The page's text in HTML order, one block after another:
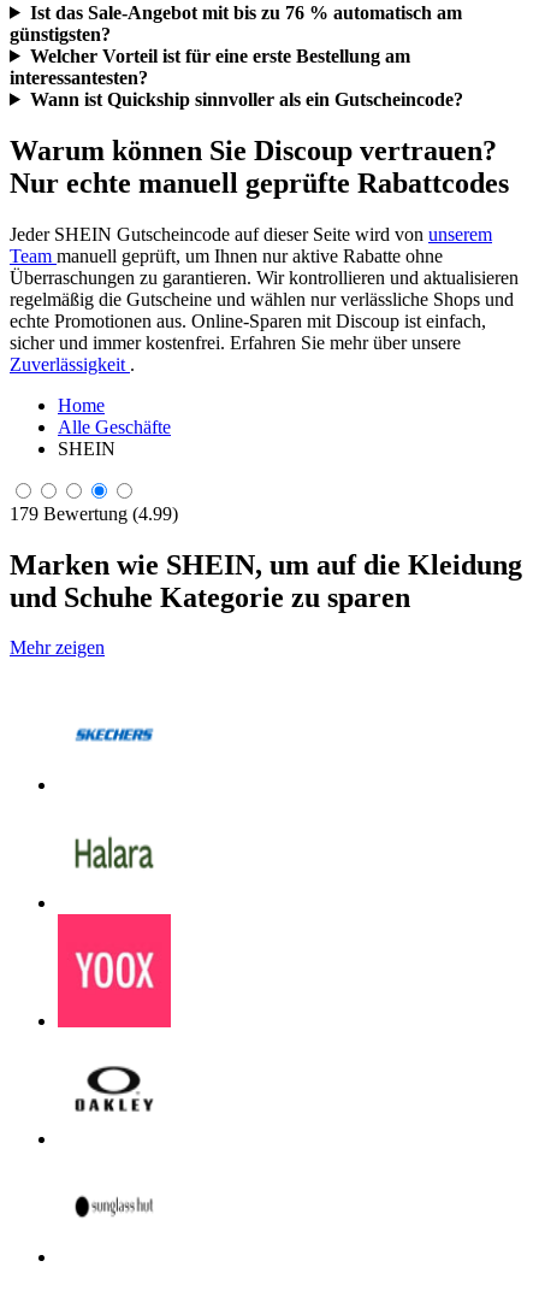
Ist das Sale-Angebot mit bis zu 76 % automatisch am
günstigsten?
Welcher Vorteil ist für eine erste Bestellung am
interessantesten?
Wann ist Quickship sinnvoller als ein Gutscheincode?
Warum können Sie Discoup vertrauen?
Nur echte manuell geprüfte Rabattcodes
Jeder SHEIN Gutscheincode auf dieser Seite wird von unserem
Team manuell geprüft, um Ihnen nur aktive Rabatte ohne
Überraschungen zu garantieren. Wir kontrollieren und aktualisieren
regelmäßig die Gutscheine und wählen nur verlässliche Shops und
echte Promotionen aus. Online-Sparen mit Discoup ist einfach,
sicher und immer kostenfrei. Erfahren Sie mehr über unsere
Zuverlässigkeit .
Home
Alle Geschäfte
SHEIN
179 Bewertung (4.99)
Marken wie SHEIN, um auf die Kleidung
und Schuhe Kategorie zu sparen
Mehr zeigen